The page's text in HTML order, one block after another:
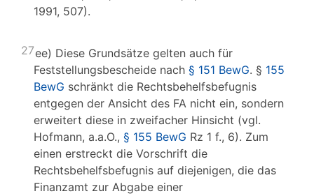
1991, 507).
27ee) Diese Grundsätze gelten auch für
Feststellungsbescheide nach § 151 BewG. § 155
BewG schränkt die Rechtsbehelfsbefugnis
entgegen der Ansicht des FA nicht ein, sondern
erweitert diese in zweifacher Hinsicht (vgl.
Hofmann, a.a.O., § 155 BewG Rz 1 f., 6). Zum
einen erstreckt die Vorschrift die
Rechtsbehelfsbefugnis auf diejenigen, die das
Finanzamt zur Abgabe einer